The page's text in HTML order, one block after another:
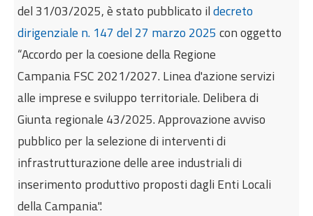
Incentivi e agevolazioni
Internazionalizzazione
Eventi formativi
Glossario
Contatti
Sei qui:Home
Notizie
Infrastrutture in aree industriali e di
insediamento produttivo
del 31/03/2025, è stato pubblicato ildecreto
dirigenziale n. 147 del 27 marzo 2025 con oggetto
“Accordo per la coesione della Regione
Campania FSC 2021/2027. Linea d'azione servizi
alle imprese e sviluppo territoriale. Delibera di
Giunta regionale 43/2025. Approvazione avviso
pubblico per la selezione di interventi di
infrastrutturazione delle aree industriali di
inserimento produttivo proposti dagli Enti Locali
della Campania".